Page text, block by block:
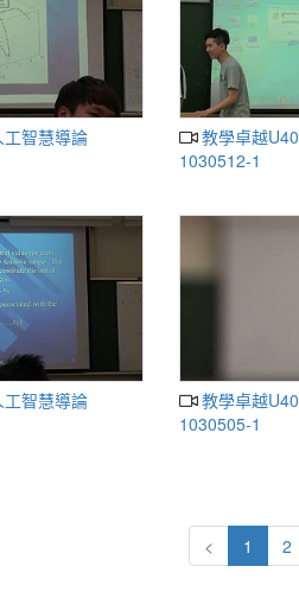
教學卓越U4087人工智慧導論
1030512-1
教學卓越U4087人工智慧導論
1030505-1
< 1 2